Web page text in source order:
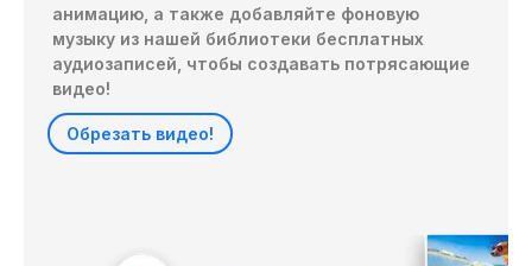
анимацию, а также добавляйте фоновую
музыку из нашей библиотеки бесплатных
аудиозаписей, чтобы создавать потрясающие
видео!
Обрезать видео!